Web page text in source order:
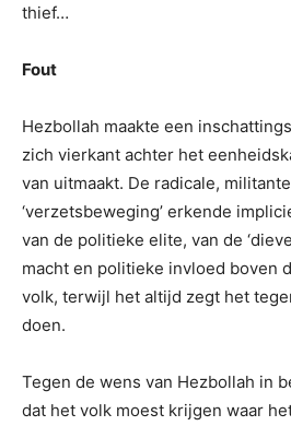
thief…
Fout
Hezbollah maakte een
zich vierkant achter het
van uitmaakt. De radicale,
‘verzetsbeweging’ erkende
van de politieke elite, van de
macht en politieke invloed boven
volk, terwijl het altijd zegt het
doen.
Tegen de wens van Hezbollah in
dat het volk moest krijgen waar